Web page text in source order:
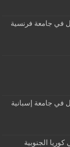
في جامعة فرنسية
في جامعة إسبانية
الجنوبية